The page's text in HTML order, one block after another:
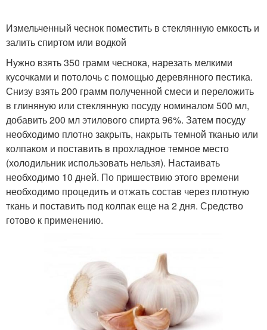
Измельченный чеснок поместить в стеклянную емкость и
залить спиртом или водкой
Нужно взять 350 грамм чеснока, нарезать мелкими
кусочками и потолочь с помощью деревянного пестика.
Снизу взять 200 грамм полученной смеси и переложить
в глиняную или стеклянную посуду номиналом 500 мл,
добавить 200 мл этилового спирта 96%. Затем посуду
необходимо плотно закрыть, накрыть темной тканью или
колпаком и поставить в прохладное темное место
(холодильник использовать нельзя). Настаивать
необходимо 10 дней. По пришествию этого времени
необходимо процедить и отжать состав через плотную
ткань и поставить под колпак еще на 2 дня. Средство
готово к применению.